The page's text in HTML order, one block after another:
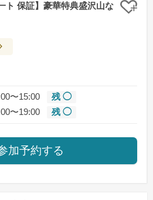
ト 保証】豪華特典盛沢山な
クリ
〜15:00
残 ◯
〜19:00 残 ◯
加予約する